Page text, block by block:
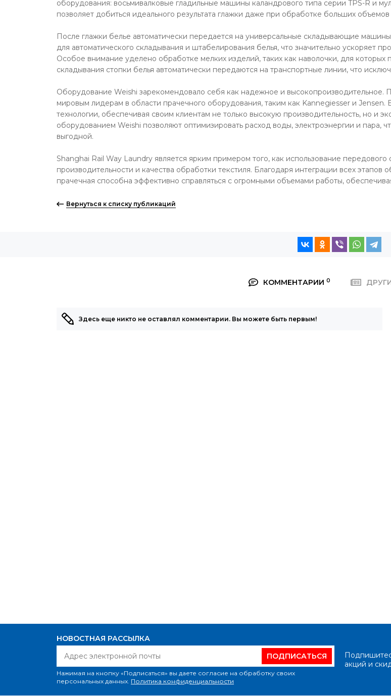
оборудования: восьмивалковые гладильные машины каландрового типа серии TPS-R и
позволяет добиться идеального результата глажки даже при обработке больших объемов
После глажки белье автоматически передается на универсальные складывающие
для автоматического складывания и штабелирования белья, что значительно ускоряет
Особое внимание уделено обработке мелких изделий, таких как наволочки, для
складывания стопки белья автоматически передаются на транспортные линии, что
Оборудование Weishi зарекомендовало себя как надежное и высокопроизводительное.
мировым лидерам в области прачечного оборудования, таким как Kannegiesser и
технологии, обеспечивая своим клиентам не только высокую производительность, но и
оборудованием Weishi позволяют оптимизировать расход воды, электроэнергии и пара,
выгодной.
Shanghai Rail Way Laundry является ярким примером того, как использование
производительности и качества обработки текстиля. Благодаря интеграции всех
прачечная способна эффективно справляться с огромными объемами работы,
Вернуться к списку публикаций
КОММЕНТАРИИ 0
Здесь еще никто не оставлял комментарии. Вы можете быть первым!
НОВОСТНАЯ РАССЫЛКА
ПОДПИСАТЬСЯ
Нажимая на кнопку «Подписаться» вы даете согласие на обработку своих
персональных данных. Политика конфиденциальности
акций и